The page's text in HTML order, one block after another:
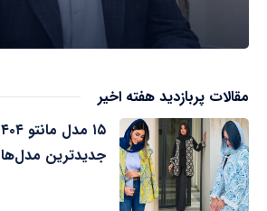
مقالات پربازدید هفته اخیر
جدیدترین مدل‌ها